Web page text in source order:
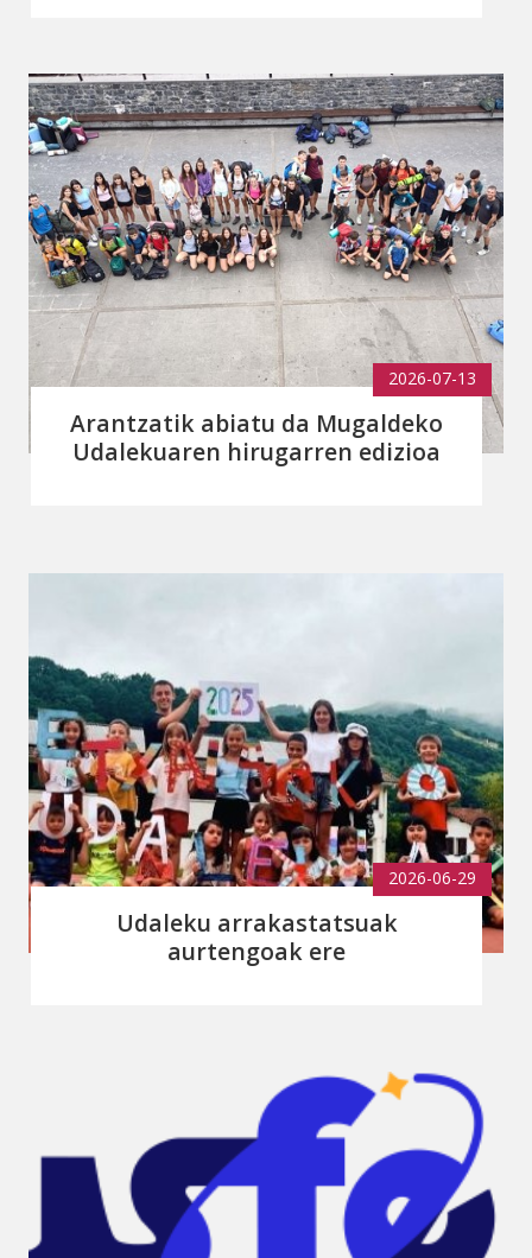
2026-07-13
Arantzatik abiatu da Mugaldeko
Udalekuaren hirugarren edizioa
2026-06-29
Udaleku arrakastatsuak
aurtengoak ere